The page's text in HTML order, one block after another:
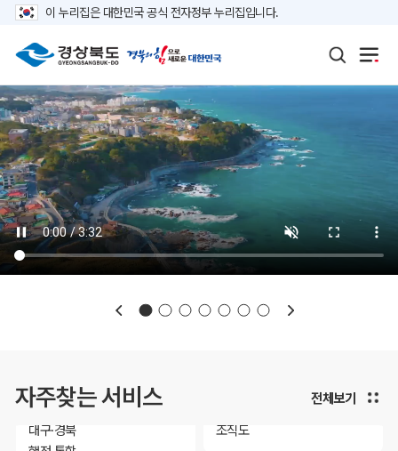
이 누리집은 대한민국 공식 전자정부 누리집입니다.
자주찾는 서비스
보도자료 재정정보
대구·경북
조직도
전체보기